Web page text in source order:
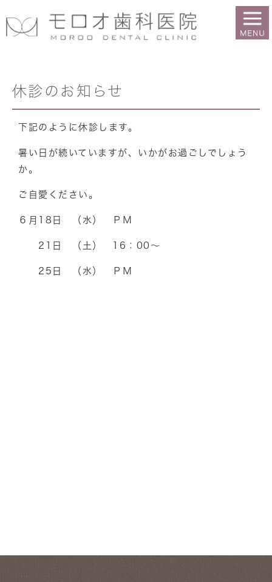
休診のお知らせ
下記のように休診します。
暑い日が続いていますが、いかがお過ごしでしょう
か。
ご自愛ください。
６月18日 （水） ＰＭ
21日 （土） 16：00～
25日 （水） ＰＭ